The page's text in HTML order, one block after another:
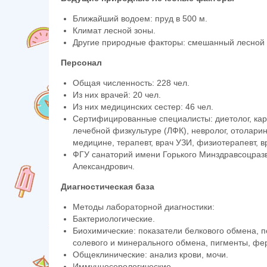
Ближайший водоем: пруд в 500 м.
Климат лесной зоны.
Другие природные факторы: смешанный лесной
Персонал
Общая численность: 228 чел.
Из них врачей: 20 чел.
Из них медицинских сестер: 46 чел.
Сертифицированные специалисты: диетолог,
лечебной физкультуре (ЛФК), невролог,
медицине, терапевт, врач УЗИ, физиотерапевт,
ФГУ санаторий имени Горького
Александрович.
Диагностическая база
Методы лабораторной диагностики:
Бактериологические.
Биохимические: показатели белкового обмена,
солевого и минерального обмена, пигменты,
Общеклинические: анализ крови, мочи.